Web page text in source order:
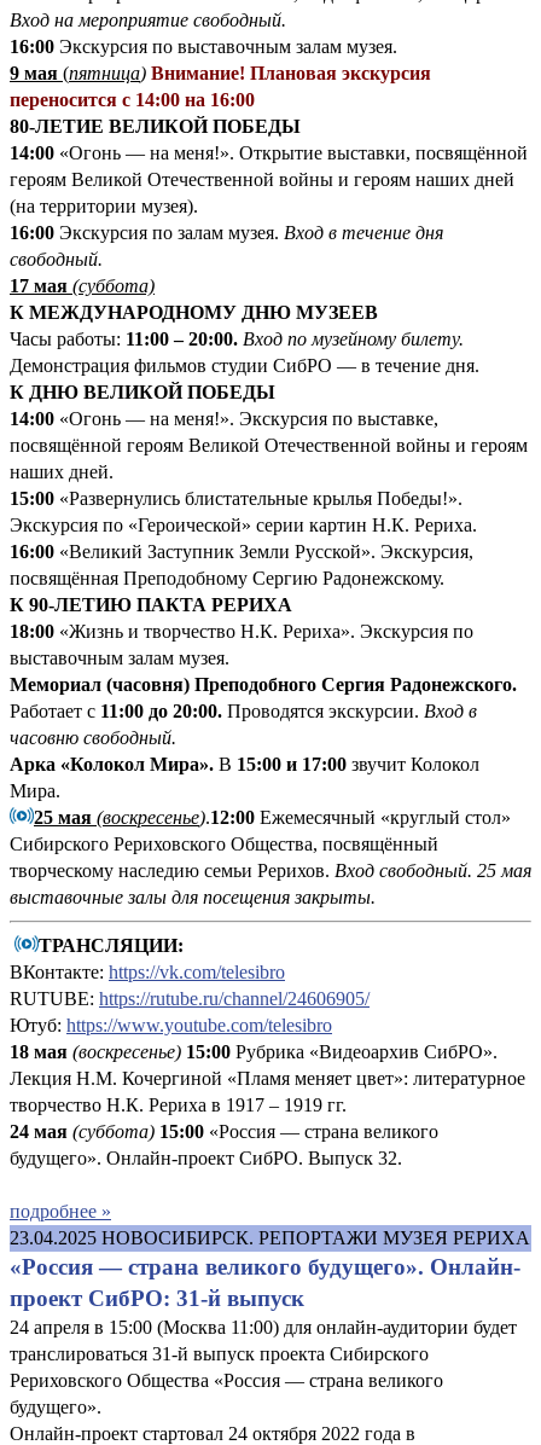
Вход на мероприятие свободный.
16:00 Экскурсия по выставочным залам музея.
9 мая (пятница) Внимание! Плановая экскурсия
переносится с 14:00 на 16:00
80-ЛЕТИЕ ВЕЛИКОЙ ПОБЕДЫ
14:00 «Огонь — на меня!». Открытие выставки, посвящённой
героям Великой Отечественной войны и героям наших дней
(на территории музея).
16:00 Экскурсия по залам музея. Вход в течение дня
свободный.
17 мая (суббота)
К МЕЖДУНАРОДНОМУ ДНЮ МУЗЕЕВ
Часы работы: 11:00 – 20:00. Вход по музейному билету.
Демонстрация фильмов студии СибРО — в течение дня.
К ДНЮ ВЕЛИКОЙ ПОБЕДЫ
14:00 «Огонь — на меня!». Экскурсия по выставке,
посвящённой героям Великой Отечественной войны и героям
наших дней.
15:00 «Развернулись блистательные крылья Победы!».
Экскурсия по «Героической» серии картин Н.К. Рериха.
16:00 «Великий Заступник Земли Русской». Экскурсия,
посвящённая Преподобному Сергию Радонежскому.
К 90-ЛЕТИЮ ПАКТА РЕРИХА
18:00 «Жизнь и творчество Н.К. Рериха». Экскурсия по
выставочным залам музея.
Мемориал (часовня) Преподобного Сергия Радонежского.
Работает с 11:00 до 20:00. Проводятся экскурсии. Вход в
часовню свободный.
Арка «Колокол Мира». В 15:00 и 17:00 звучит Колокол
Мира.
25 мая (воскресенье).12:00 Ежемесячный «круглый стол»
Сибирского Рериховского Общества, посвящённый
творческому наследию семьи Рерихов. Вход свободный. 25 мая
выставочные залы для посещения закрыты.
ТРАНСЛЯЦИИ:
ВКонтакте: https://vk.com/telesibro
RUTUBE: https://rutube.ru/channel/24606905/
Ютуб: https://www.youtube.com/telesibro
18 мая (воскресенье) 15:00 Рубрика «Видеоархив СибРО».
Лекция Н.М. Кочергиной «Пламя меняет цвет»: литературное
творчество Н.К. Рериха в 1917 – 1919 гг.
24 мая (суббота) 15:00 «Россия — страна великого
будущего». Онлайн-проект СибРО. Выпуск 32.
подробнее »
23.04.2025 НОВОСИБИРСК. РЕПОРТАЖИ МУЗЕЯ РЕРИХА
«Россия — страна великого будущего». Онлайн-
проект СибРО: 31-й выпуск
24 апреля в 15:00 (Москва 11:00) для онлайн-аудитории будет
транслироваться 31-й выпуск проекта Сибирского
Рериховского Общества «Россия — страна великого
будущего».
Онлайн-проект стартовал 24 октября 2022 года в